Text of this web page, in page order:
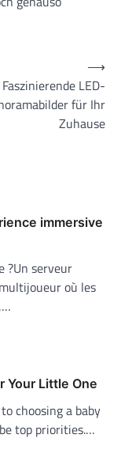
Faszinierende LED-
für Ihr
Zuhause
⟶
immersive
?Un serveur
où les
Your Little One
choosing a baby
top priorities.…